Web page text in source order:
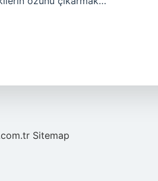
Sitemap